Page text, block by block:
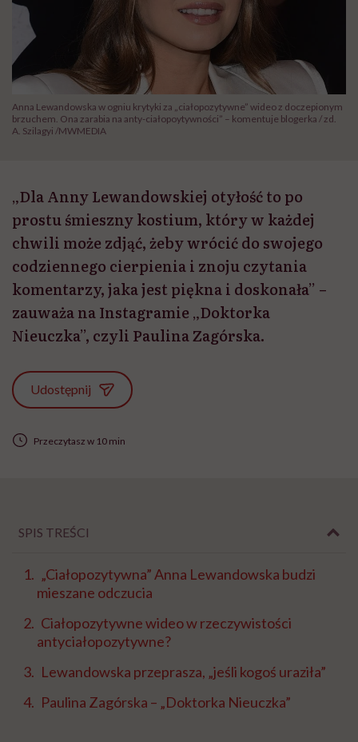
Anna Lewandowska w ogniu krytyki za „ciałopozytywne” wideo z doczepionym
brzuchem. Ona zarabia na anty-ciałopoytywności” – komentuje blogerka / zd.
A. Szilagyi /MWMEDIA
„Dla Anny Lewandowskiej otyłość to po
prostu śmieszny kostium, który w każdej
chwili może zdjąć, żeby wrócić do swojego
codziennego cierpienia i znoju czytania
komentarzy, jaka jest piękna i doskonała” –
zauważa na Instagramie „Doktorka
Nieuczka”, czyli Paulina Zagórska.
Udostępnij
Przeczytasz w 10 min
SPIS TREŚCI
„Ciałopozytywna” Anna Lewandowska budzi
mieszane odczucia
Ciałopozytywne wideo w rzeczywistości
antyciałopozytywne?
Lewandowska przeprasza, „jeśli kogoś uraziła”
Paulina Zagórska – „Doktorka Nieuczka”